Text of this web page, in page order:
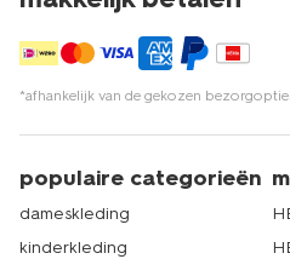
*afhankelijk van de gekozen
populaire categorieën
dameskleding
kinderkleding